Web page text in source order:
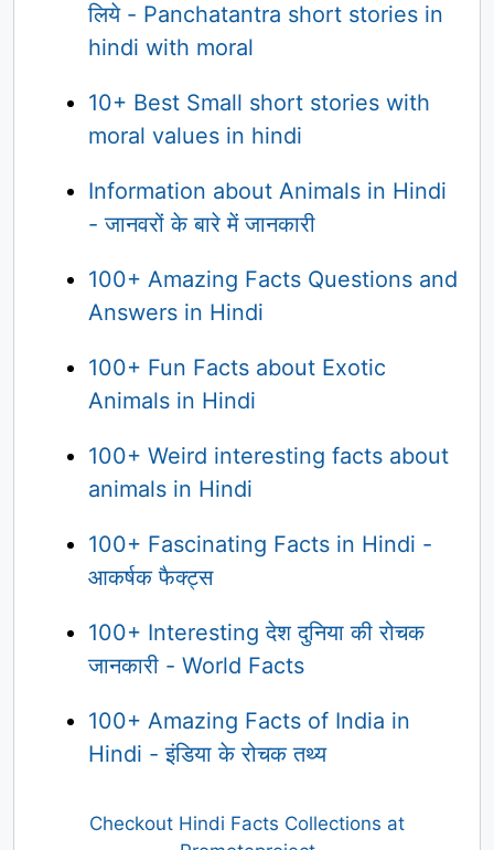
लिये - Panchatantra short stories in
hindi with moral
10+ Best Small short stories with
moral values in hindi
Information about Animals in Hindi
- जानवरों के बारे में जानकारी
100+ Amazing Facts Questions and
Answers in Hindi
100+ Fun Facts about Exotic
Animals in Hindi
100+ Weird interesting facts about
animals in Hindi
100+ Fascinating Facts in Hindi -
आकर्षक फैक्ट्स
100+ Interesting देश दुनिया की रोचक
जानकारी - World Facts
100+ Amazing Facts of India in
Hindi - इंडिया के रोचक तथ्य
Checkout Hindi Facts Collections at